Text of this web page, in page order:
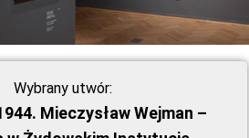
Wybrany utwór:
Mieczysław Wejman –